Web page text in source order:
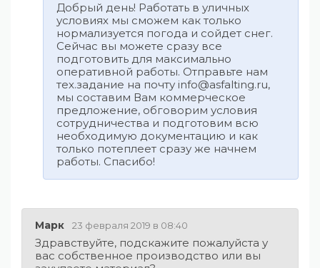
Добрый день! Работать в уличных
условиях мы сможем как только
нормализуется погода и сойдет снег.
Сейчас вы можете сразу все
подготовить для максимально
оперативной работы. Отправьте нам
тех.задание на почту info@asfalting.ru,
мы составим Вам коммерческое
предложение, обговорим условия
сотрудничества и подготовим всю
необходимую документацию и как
только потеплеет сразу же начнем
работы. Спасибо!
Марк 23 февраля 2019 в 08:40
Здравствуйте, подскажите пожалуйста у
вас собственное производство или вы